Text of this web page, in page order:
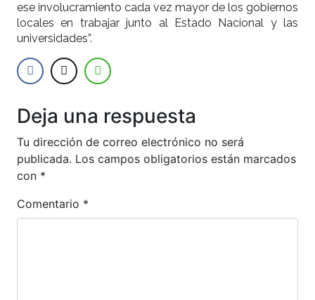
ese involucramiento cada vez mayor de los gobiernos
locales en trabajar junto al Estado Nacional y las
universidades”.
Deja una respuesta
Tu dirección de correo electrónico no será
publicada. Los campos obligatorios están marcados
con *
Comentario *